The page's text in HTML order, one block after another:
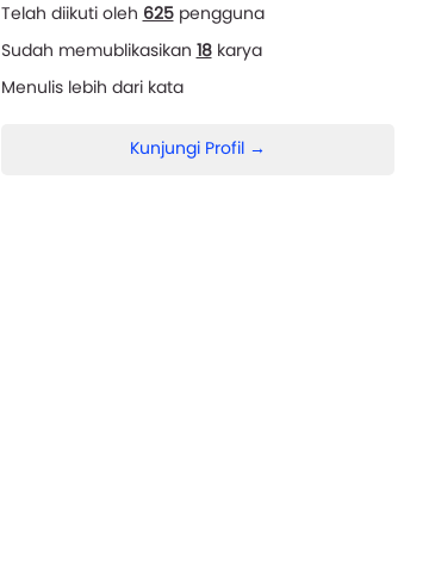
Telah diikuti oleh 625pengguna
Sudah memublikasikan 18karya
Menulis lebih dari kata
Kunjungi Profil →